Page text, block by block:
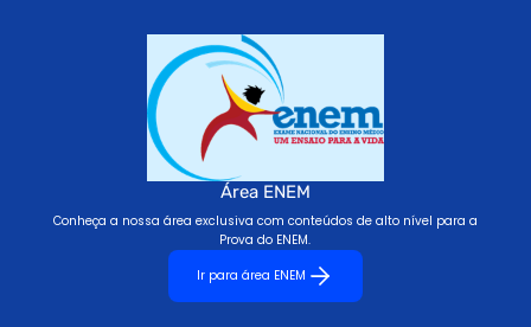
Área ENEM
Conheça a nossa área exclusiva com conteúdos de alto nível para a
Prova do ENEM.
Ir para área ENEM